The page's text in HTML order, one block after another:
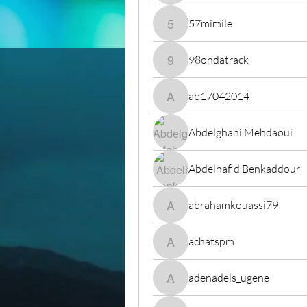
57mimile
57mimile
98ondatrack
98ondatrack
ab17042014
ab17042014
Abdelghani Mehdaoui
Abdelhafid Benkaddour
abrahamkouassi79
abrahamkouassi79
achatspm
achatspm
adenadels_ugene
adenadels_ugene